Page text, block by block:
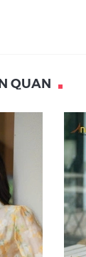
QUAN